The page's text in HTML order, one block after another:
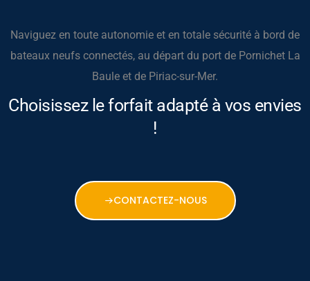
Naviguez en toute autonomie et en totale sécurité à bord de
bateaux neufs connectés, au départ du port de Pornichet La
Baule et de Piriac-sur-Mer.
Choisissez le forfait adapté à vos envies
!
CONTACTEZ-NOUS